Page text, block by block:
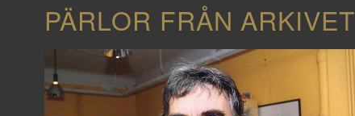
PÄRLOR FRÅN ARKIVET